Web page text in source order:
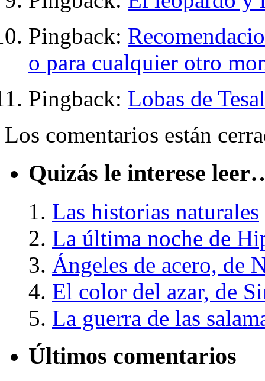
Pingback:
o para cualquier otro
Pingback: Lobas de
Los comentarios están
Quizás le interese
Las historias naturales
La última noche de
Ángeles de acero, de
El color del azar, de
La guerra de las
Últimos comentarios